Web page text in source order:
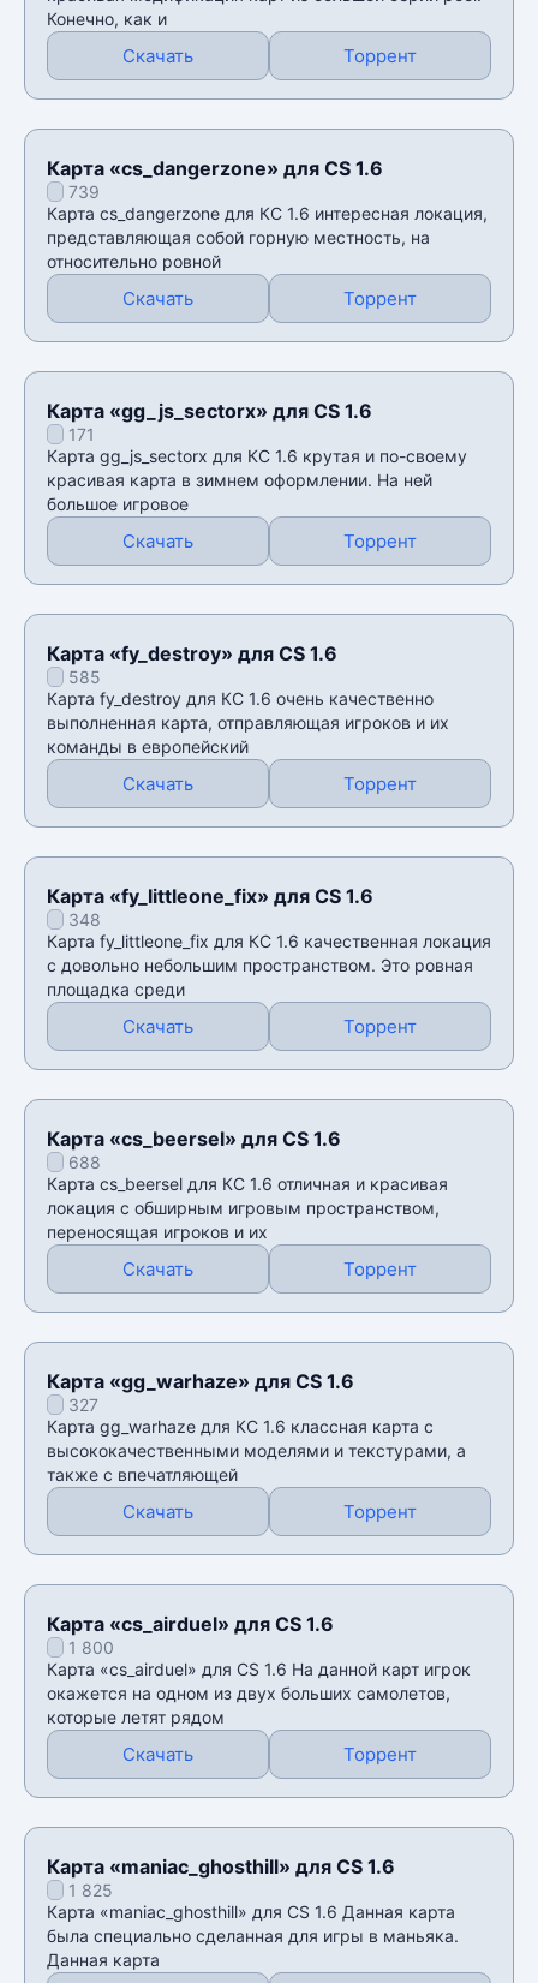
Конечно, как и
Скачать Торрент
Карта «cs_dangerzone» для CS 1.6
739
Карта cs_dangerzone для КС 1.6 интересная локация,
представляющая собой горную местность, на
относительно ровной
Скачать Торрент
Карта «gg_js_sectorx» для CS 1.6
171
Карта gg_js_sectorx для КС 1.6 крутая и по-своему
красивая карта в зимнем оформлении. На ней
большое игровое
Скачать Торрент
Карта «fy_destroy» для CS 1.6
585
Карта fy_destroy для КС 1.6 очень качественно
выполненная карта, отправляющая игроков и их
команды в европейский
Скачать Торрент
Карта «fy_littleone_fix» для CS 1.6
348
Карта fy_littleone_fix для КС 1.6 качественная локация
с довольно небольшим пространством. Это ровная
площадка среди
Скачать Торрент
Карта «cs_beersel» для CS 1.6
688
Карта cs_beersel для КС 1.6 отличная и красивая
локация с обширным игровым пространством,
переносящая игроков и их
Скачать Торрент
Карта «gg_warhaze» для CS 1.6
327
Карта gg_warhaze для КС 1.6 классная карта с
высококачественными моделями и текстурами, а
также с впечатляющей
Скачать Торрент
Карта «cs_airduel» для CS 1.6
1 800
Карта «cs_airduel» для CS 1.6 На данной карт игрок
окажется на одном из двух больших самолетов,
которые летят рядом
Скачать Торрент
Карта «maniac_ghosthill» для CS 1.6
1 825
Карта «maniac_ghosthill» для CS 1.6 Данная карта
была специально сделанная для игры в маньяка.
Данная карта